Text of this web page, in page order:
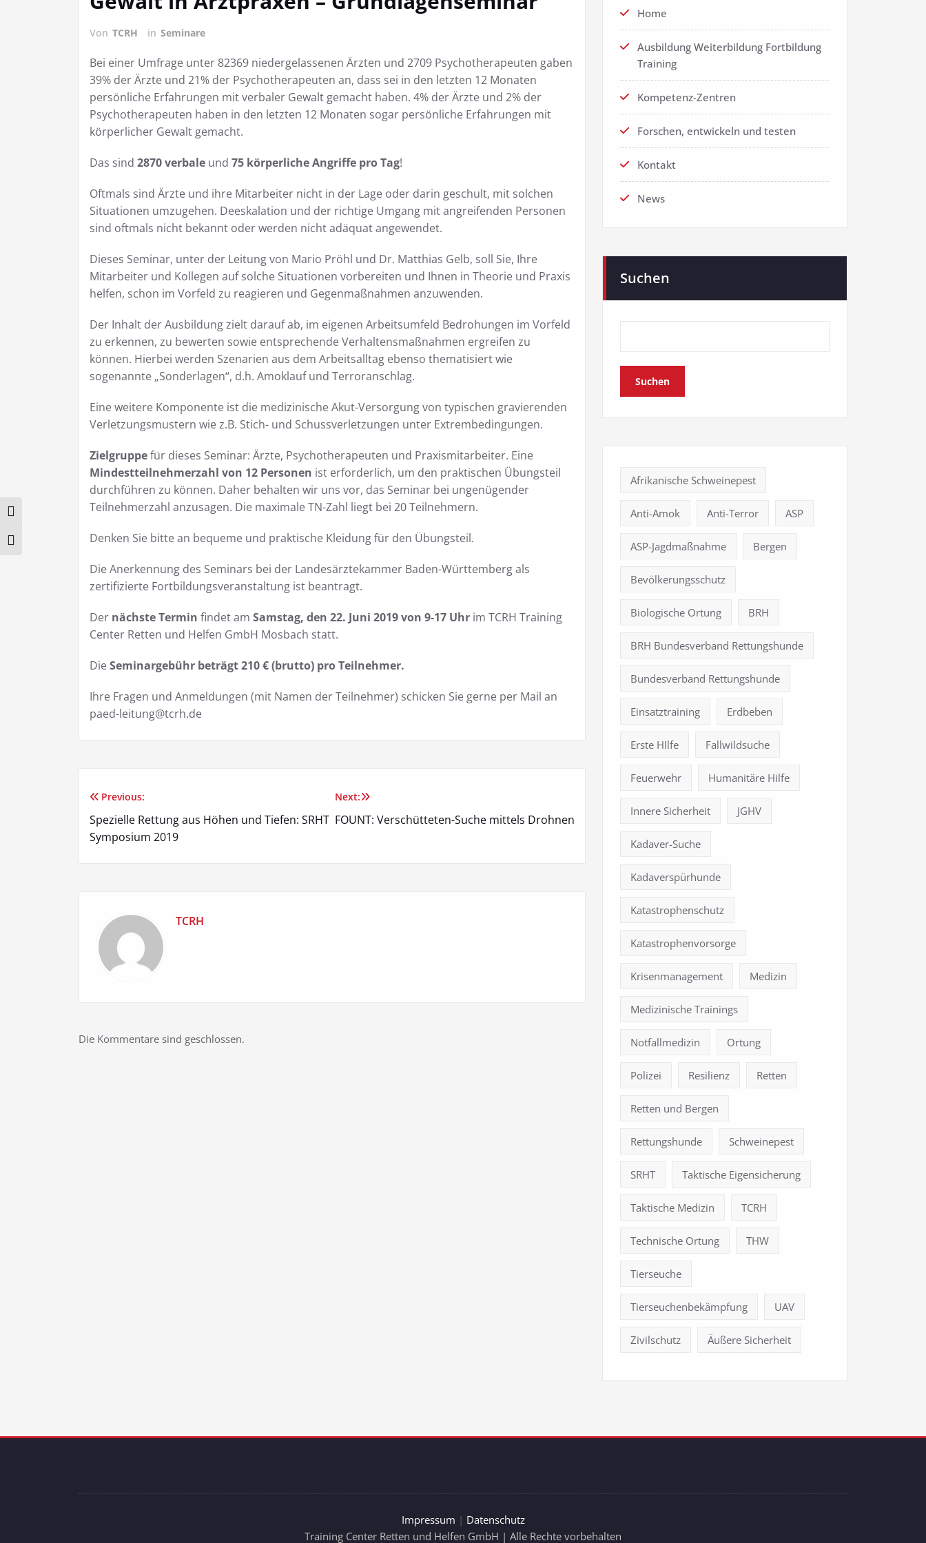
Umschalten auf hohe Kontraste
Schrift vergrößern
Von TCRH in Seminare
Bei einer Umfrage unter 82369 niedergelassenen Ärzten und 2709 Psychotherapeuten gaben
39% der Ärzte und 21% der Psychotherapeuten an, dass sei in den letzten 12 Monaten
persönliche Erfahrungen mit verbaler Gewalt gemacht haben. 4% der Ärzte und 2% der
Psychotherapeuten haben in den letzten 12 Monaten sogar persönliche Erfahrungen mit
körperlicher Gewalt gemacht.
Das sind 2870 verbale und 75 körperliche Angriffe pro Tag!
Oftmals sind Ärzte und ihre Mitarbeiter nicht in der Lage oder darin geschult, mit solchen
Situationen umzugehen. Deeskalation und der richtige Umgang mit angreifenden Personen
sind oftmals nicht bekannt oder werden nicht adäquat angewendet.
Dieses Seminar, unter der Leitung von Mario Pröhl und Dr. Matthias Gelb, soll Sie, Ihre
Mitarbeiter und Kollegen auf solche Situationen vorbereiten und Ihnen in Theorie und Praxis
helfen, schon im Vorfeld zu reagieren und Gegenmaßnahmen anzuwenden.
Der Inhalt der Ausbildung zielt darauf ab, im eigenen Arbeitsumfeld Bedrohungen im Vorfeld
zu erkennen, zu bewerten sowie entsprechende Verhaltensmaßnahmen ergreifen zu
können. Hierbei werden Szenarien aus dem Arbeitsalltag ebenso thematisiert wie
sogenannte „Sonderlagen“, d.h. Amoklauf und Terroranschlag.
Eine weitere Komponente ist die medizinische Akut-Versorgung von typischen gravierenden
Verletzungsmustern wie z.B. Stich- und Schussverletzungen unter Extrembedingungen.
Zielgruppefür dieses Seminar: Ärzte, Psychotherapeuten und Praxismitarbeiter. Eine
Mindestteilnehmerzahl von 12 Personen ist erforderlich, um den praktischen Übungsteil
durchführen zu können. Daher behalten wir uns vor, das Seminar bei ungenügender
Teilnehmerzahl anzusagen. Die maximale TN-Zahl liegt bei 20 Teilnehmern.
Denken Sie bitte an bequeme und praktische Kleidung für den Übungsteil.
Die Anerkennung des Seminars bei der Landesärztekammer Baden-Württemberg als
zertifizierte Fortbildungsveranstaltung ist beantragt.
Der nächste Termin findet am Samstag, den 22. Juni 2019 von 9-17 Uhr im TCRH Training
Center Retten und Helfen GmbH Mosbach statt.
DieSeminargebühr beträgt 210 € (brutto) pro Teilnehmer.
Ihre Fragen und Anmeldungen (mit Namen der Teilnehmer) schicken Sie gerne per Mail an
paed-leitung@tcrh.de
Beitragsnavigation
Previous:
Spezielle Rettung aus Höhen und Tiefen: SRHT
Symposium 2019
Next:
FOUNT: Verschütteten-Suche mittels Drohnen
TCRH
Die Kommentare sind geschlossen.
Home
Ausbildung Weiterbildung Fortbildung
Training
Kompetenz-Zentren
Forschen, entwickeln und testen
Kontakt
News
Suchen
Suchen
Afrikanische Schweinepest
Anti-Amok Anti-Terror ASP
ASP-Jagdmaßnahme Bergen
Bevölkerungsschutz
Biologische Ortung BRH
BRH Bundesverband Rettungshunde
Bundesverband Rettungshunde
Einsatztraining Erdbeben
Erste HIlfe Fallwildsuche
Feuerwehr Humanitäre Hilfe
Innere Sicherheit JGHV
Kadaver-Suche
Kadaverspürhunde
Katastrophenschutz
Katastrophenvorsorge
Krisenmanagement Medizin
Medizinische Trainings
Notfallmedizin Ortung
Polizei Resilienz Retten
Retten und Bergen
Rettungshunde Schweinepest
SRHT Taktische Eigensicherung
Taktische Medizin TCRH
Technische Ortung THW
Tierseuche
Tierseuchenbekämpfung UAV
Zivilschutz Äußere Sicherheit
Impressum | Datenschutz
Training Center Retten und Helfen GmbH | Alle Rechte vorbehalten